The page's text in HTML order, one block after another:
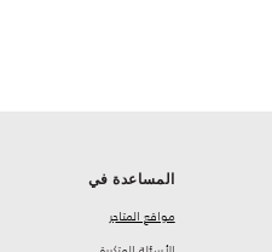
المساعدة في
مواقع المتاجر